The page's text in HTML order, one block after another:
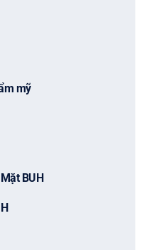
mỹ
BUH